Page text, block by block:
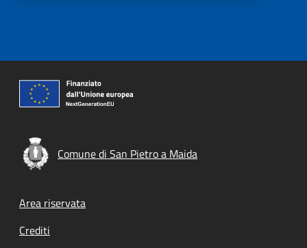
Comune di San Pietro a Maida
Footer menu
Area riservata
Crediti